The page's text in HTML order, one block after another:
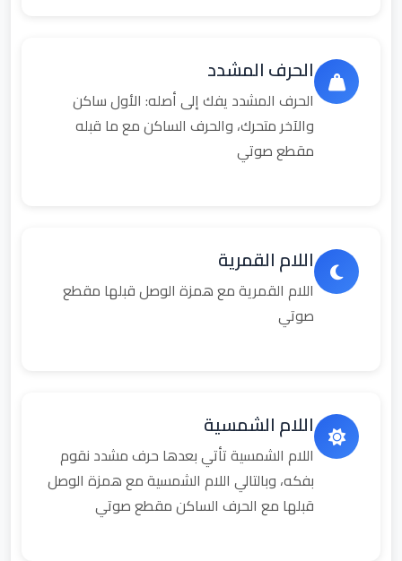
الحرف المشدد
الحرف المشدد يفك إلى أصله: الأول ساكن
والآخر متحرك، والحرف الساكن مع ما قبله
مقطع صوتي
اللام القمرية
اللام القمرية مع همزة الوصل قبلها مقطع
صوتي
اللام الشمسية
اللام الشمسية تأتي بعدها حرف مشدد نقوم
بفكه، وبالتالي اللام الشمسية مع همزة الوصل
قبلها مع الحرف الساكن مقطع صوتي